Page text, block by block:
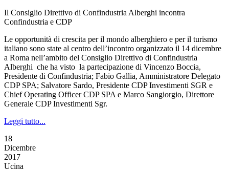
Il Consiglio Direttivo di Confindustria Alberghi incontra
Confindustria e CDP
Le opportunità di crescita per il mondo alberghiero e per il turismo
italiano sono state al centro dell’incontro organizzato il 14 dicembre
a Roma nell’ambito del Consiglio Direttivo di Confindustria
Alberghi che ha visto la partecipazione di Vincenzo Boccia,
Presidente di Confindustria; Fabio Gallia, Amministratore Delegato
CDP SPA; Salvatore Sardo, Presidente CDP Investimenti SGR e
Chief Operating Officer CDP SPA e Marco Sangiorgio, Direttore
Generale CDP Investimenti Sgr.
Leggi tutto...
18
Dicembre
2017
Ucina